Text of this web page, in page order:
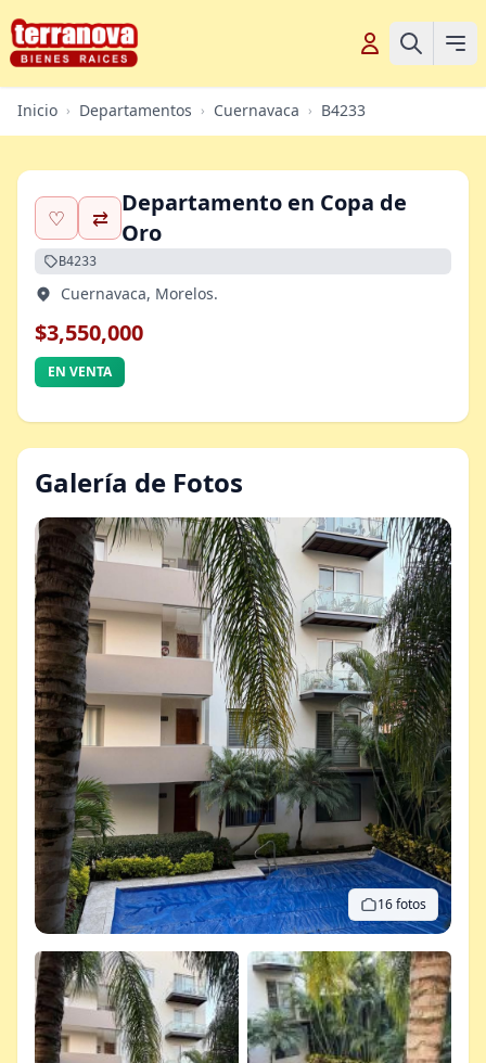
Inicio › Departamentos › Cuernavaca › B4233
♡ ⇄
Departamento en Copa de
Oro
B4233
Cuernavaca, Morelos.
$3,550,000
EN VENTA
Galería de Fotos
16 fotos